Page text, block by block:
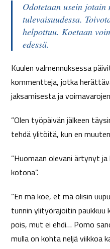
Odotetaan usein
tulevaisuudessa.
helpottuu. Koetaan
edessä.
Kuulen valmennuksessa
kommentteja, jotka
jaksamisesta ja
”Olen työpäivän jälkeen
tehdä ylitöitä, kun en
”Huomaan olevani ärtynyt
kotona”.
”En mä koe, et mä olisin
tunnin ylityörajoitin paukkuu
pois, mut ei ehdi… Pomo
mulla on kohta neljä viikkoa